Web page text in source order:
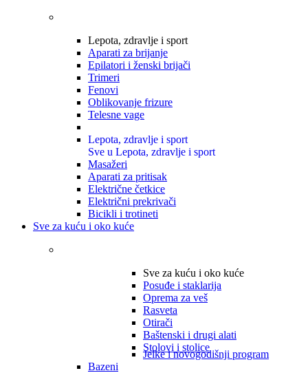
Lepota, zdravlje i sport
Aparati za brijanje
Epilatori i ženski brijači
Trimeri
Fenovi
Oblikovanje frizure
Telesne vage
Lepota, zdravlje i sport
Sve u Lepota, zdravlje i sport
Masažeri
Aparati za pritisak
Električne četkice
Električni prekrivači
Bicikli i trotineti
Sve za kuću i oko kuće
Sve za kuću i oko kuće
Posuđe i staklarija
Oprema za veš
Rasveta
Otirači
Baštenski i drugi alati
Stolovi i stolice
Jelke i novogodišnji program
Bazeni